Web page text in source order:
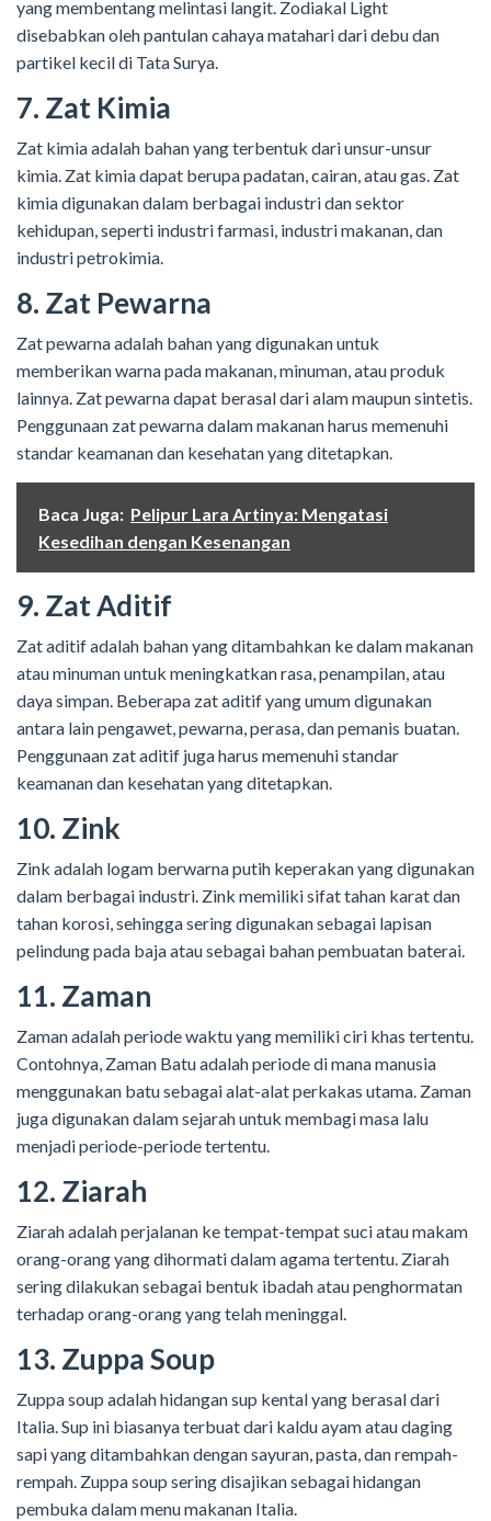
yang membentang melintasi langit. Zodiakal Light
disebabkan oleh pantulan cahaya matahari dari debu dan
partikel kecil di Tata Surya.
7. Zat Kimia
Zat kimia adalah bahan yang terbentuk dari unsur-unsur
kimia. Zat kimia dapat berupa padatan, cairan, atau gas. Zat
kimia digunakan dalam berbagai industri dan sektor
kehidupan, seperti industri farmasi, industri makanan, dan
industri petrokimia.
8. Zat Pewarna
Zat pewarna adalah bahan yang digunakan untuk
memberikan warna pada makanan, minuman, atau produk
lainnya. Zat pewarna dapat berasal dari alam maupun sintetis.
Penggunaan zat pewarna dalam makanan harus memenuhi
standar keamanan dan kesehatan yang ditetapkan.
Baca Juga: Pelipur Lara Artinya: Mengatasi
Kesedihan dengan Kesenangan
9. Zat Aditif
Zat aditif adalah bahan yang ditambahkan ke dalam makanan
atau minuman untuk meningkatkan rasa, penampilan, atau
daya simpan. Beberapa zat aditif yang umum digunakan
antara lain pengawet, pewarna, perasa, dan pemanis buatan.
Penggunaan zat aditif juga harus memenuhi standar
keamanan dan kesehatan yang ditetapkan.
10. Zink
Zink adalah logam berwarna putih keperakan yang digunakan
dalam berbagai industri. Zink memiliki sifat tahan karat dan
tahan korosi, sehingga sering digunakan sebagai lapisan
pelindung pada baja atau sebagai bahan pembuatan baterai.
11. Zaman
Zaman adalah periode waktu yang memiliki ciri khas tertentu.
Contohnya, Zaman Batu adalah periode di mana manusia
menggunakan batu sebagai alat-alat perkakas utama. Zaman
juga digunakan dalam sejarah untuk membagi masa lalu
menjadi periode-periode tertentu.
12. Ziarah
Ziarah adalah perjalanan ke tempat-tempat suci atau makam
orang-orang yang dihormati dalam agama tertentu. Ziarah
sering dilakukan sebagai bentuk ibadah atau penghormatan
terhadap orang-orang yang telah meninggal.
13. Zuppa Soup
Zuppa soup adalah hidangan sup kental yang berasal dari
Italia. Sup ini biasanya terbuat dari kaldu ayam atau daging
sapi yang ditambahkan dengan sayuran, pasta, dan rempah-
rempah. Zuppa soup sering disajikan sebagai hidangan
pembuka dalam menu makanan Italia.